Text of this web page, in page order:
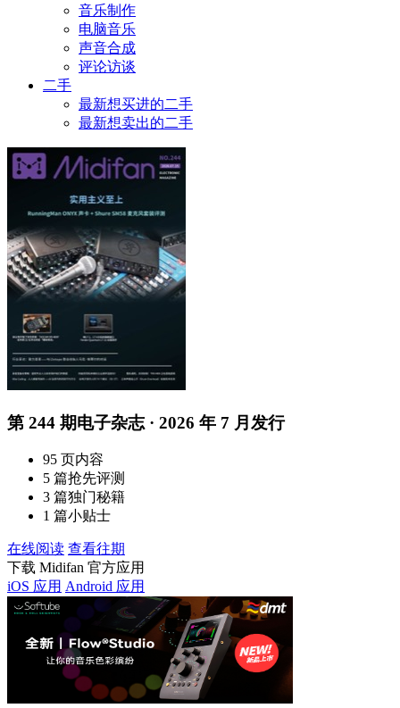
音乐制作
电脑音乐
声音合成
评论访谈
二手
最新想买进的二手
最新想卖出的二手
第 244 期电子杂志 · 2026 年 7 月发行
95 页内容
5 篇抢先评测
3 篇独门秘籍
1 篇小贴士
在线阅读 查看往期
下载 Midifan 官方应用
iOS 应用 Android 应用